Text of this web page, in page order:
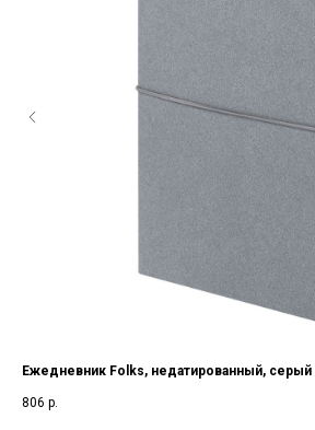
Ежедневник Folks, недатированный, серый
806 р.